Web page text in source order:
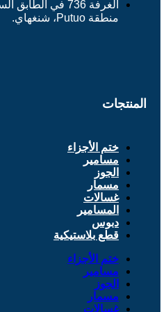
منطقة Putuo، شنغهاي.
المنتجات
ختم الأجزاء
مسامير
الجوز
مسمار
غسالات
المسامير
دبوس
قطع بلاستيكية
ختم الأجزاء
مسامير
الجوز
مسمار
غسالات